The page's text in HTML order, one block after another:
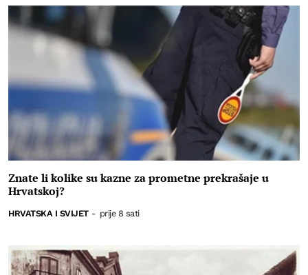
Znate li kolike su kazne za prometne prekrašaje u
Hrvatskoj?
HRVATSKA I SVIJET - prije 8 sati